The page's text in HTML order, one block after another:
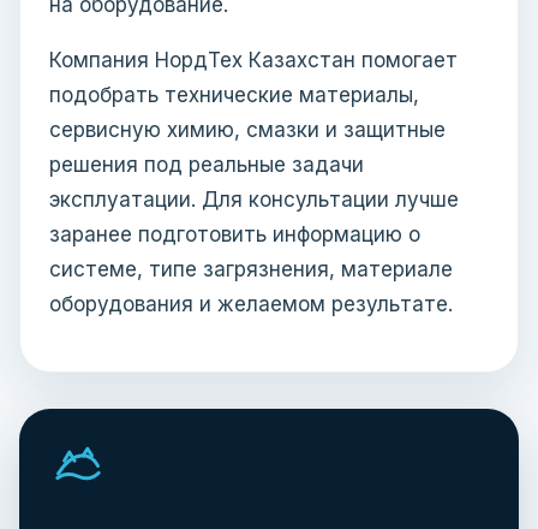
на оборудование.
Компания НордТех Казахстан помогает
подобрать технические материалы,
сервисную химию, смазки и защитные
решения под реальные задачи
эксплуатации. Для консультации лучше
заранее подготовить информацию о
системе, типе загрязнения, материале
оборудования и желаемом результате.